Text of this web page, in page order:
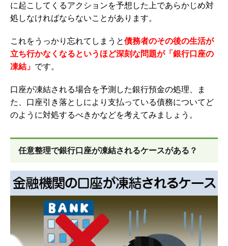
に起こしてくるアクションを予想した上であらかじめ対
処しなければならないことがあります。
これをうっかり忘れてしまうと債務者のその後の生活が
立ち行かなくなるというほど深刻な問題が「銀行口座の
凍結」 です。
口座が凍結される場合を予測した銀行預金の処理、ま
た、口座引き落としにより支払っている債務についてど
のように対処するべきかなどを考えてみましょう。
任意整理で銀行口座が凍結されるケースがある？